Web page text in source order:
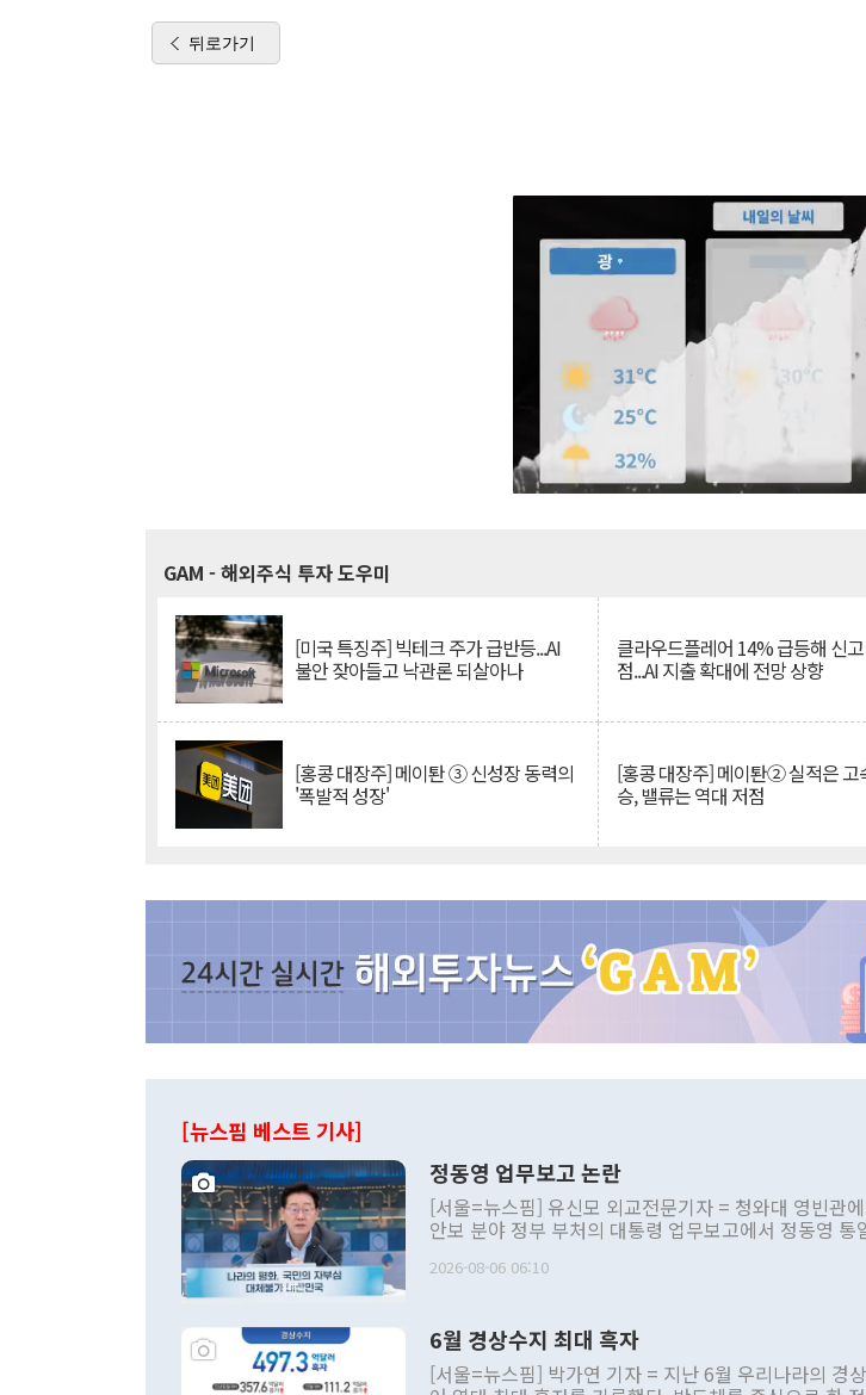
뒤로가기
GAM - 해외주식 투자 도우미
[미국 특징주] 빅테크 주가 급반등...AI
불안 잦아들고 낙관론 되살아나
클라우드플레어 14% 급등해 신고
점...AI 지출 확대에 전망 상향
[홍콩 대장주] 메이퇀 ③ 신성장 동력의
'폭발적 성장'
[홍콩 대장주] 메이퇀② 실적은 고
승, 밸류는 역대 저점
[뉴스핌 베스트 기사]
정동영 업무보고 논란
[서울=뉴스핌] 유신모 외교전문기자 = 청와대 영빈관
안보 분야 정부 부처의 대통령 업무보고에서 정동영 통
발언 중에는 정부 내 조율을 거치지 않은 사안을 정책으
주의적 희망에 근거한 비현실적 구상'이라는 비판을 내
관의 대북 정책 관련 발언이 물의를 빚은 적은 여러 번
관 부처 장관이 공개적으로 부정적 입장을 표명한 것은
2026-08-06 06:10
6월 경상수지 최대 흑자
[서울=뉴스핌] 박가연 기자 = 지난 6월 우리나라의 경